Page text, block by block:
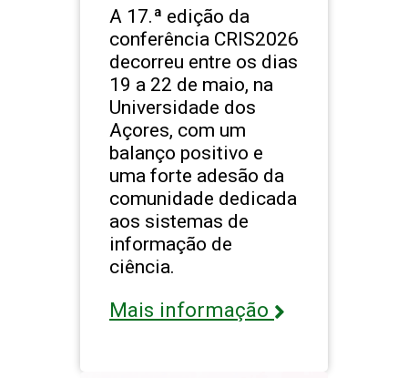
A 17.ª edição da
conferência CRIS2026
decorreu entre os dias
19 a 22 de maio, na
Universidade dos
Açores, com um
balanço positivo e
uma forte adesão da
comunidade dedicada
aos sistemas de
informação de
ciência.
Mais informação